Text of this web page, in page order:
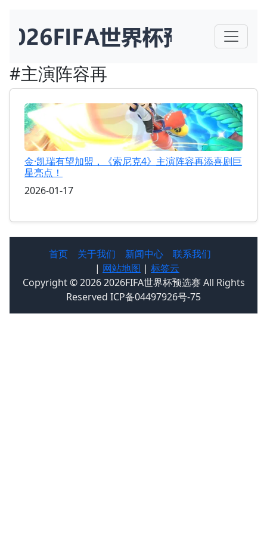
#主演阵容再
金·凯瑞有望加盟，《索尼克4》主演阵容再添喜剧巨
星亮点！
2026-01-17
首页 关于我们 新闻中心
联系我们
| 网站地图 | 标签云
Copyright © 2026 2026FIFA世界杯预选赛 All Rights
Reserved ICP备04497926号-75